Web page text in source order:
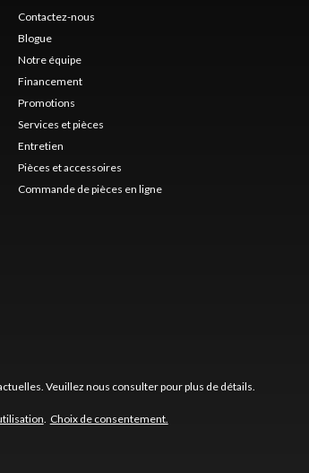
Contactez-nous
Blogue
Notre équipe
Financement
Promotions
Services et pièces
Entretien
Pièces et accessoires
Commande de pièces en ligne
Veuillez nous consulter pour plus de détails.
. Choix de consentement.